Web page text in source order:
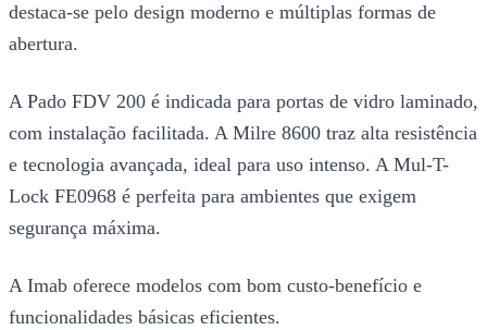
destaca-se pelo design moderno e múltiplas formas de
abertura.
A Pado FDV 200 é indicada para portas de vidro laminado,
com instalação facilitada. A Milre 8600 traz alta resistência
e tecnologia avançada, ideal para uso intenso. A Mul-T-
Lock FE0968 é perfeita para ambientes que exigem
segurança máxima.
A Imab oferece modelos com bom custo-benefício e
funcionalidades básicas eficientes.